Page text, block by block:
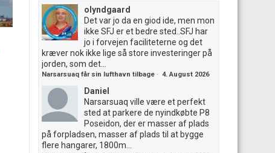
olyndgaard
Det var jo da en giod ide, men mon
ikke SFJ er et bedre sted..SFJ har
jo i forvejen faciliteterne og det
kræver nok ikke lige så store investeringer på
jorden, som det...
Narsarsuaq får sin lufthavn tilbage · 4. August 2026
Daniel
Narsarsuaq ville være et perfekt
sted at parkere de nyindkøbte P8
Poseidon, der er masser af plads
på forpladsen, masser af plads til at bygge
flere hangarer, 1800m...